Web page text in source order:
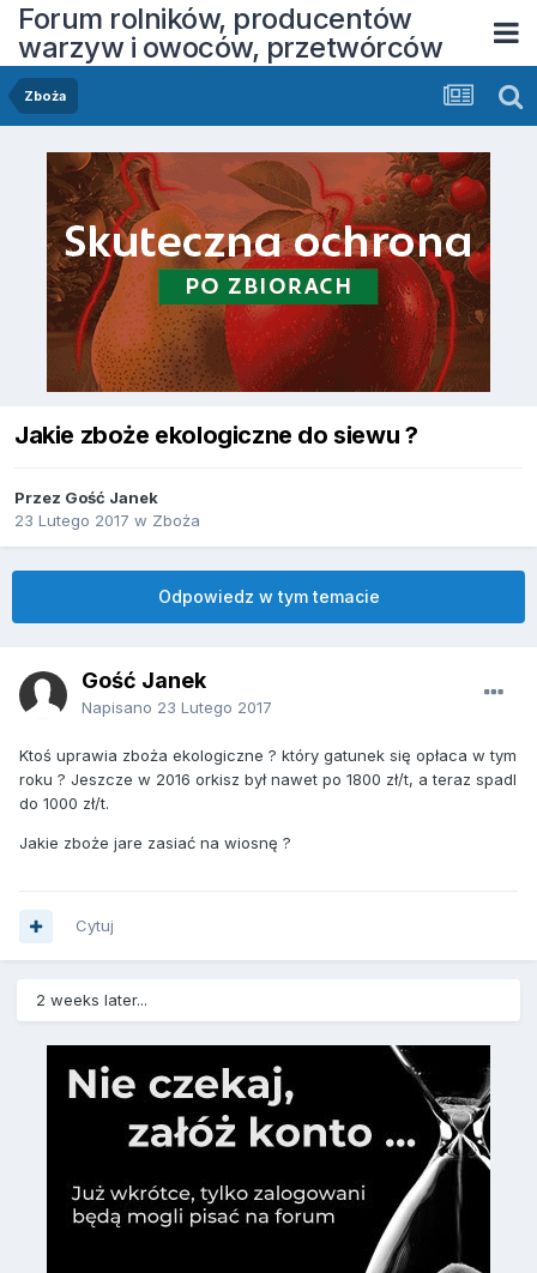
Forum rolników, producentów
warzyw i owoców, przetwórców
Zboża
Jakie zboże ekologiczne do siewu ?
Przez Gość Janek
23 Lutego 2017 w Zboża
Odpowiedz w tym temacie
Gość Janek
Napisano 23 Lutego 2017
Ktoś uprawia zboża ekologiczne ? który gatunek się opłaca w tym
roku ? Jeszcze w 2016 orkisz był nawet po 1800 zł/t, a teraz spadl
do 1000 zł/t.
Jakie zboże jare zasiać na wiosnę ?
Cytuj
2 weeks later...